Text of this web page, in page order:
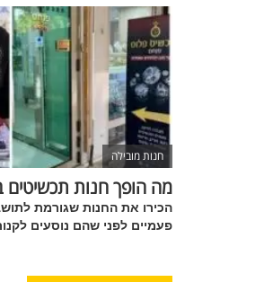
חנות מובילה
מה הופך חנות
הכירו את החנות שגורמת
פעמיים לפני שהם נוסעים